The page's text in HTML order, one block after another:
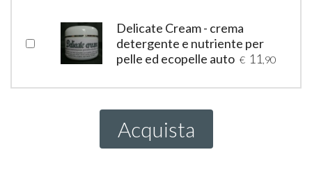
Delicate Cream - crema
detergente e nutriente per
pelle ed ecopelle auto € 11 ,90
Acquista